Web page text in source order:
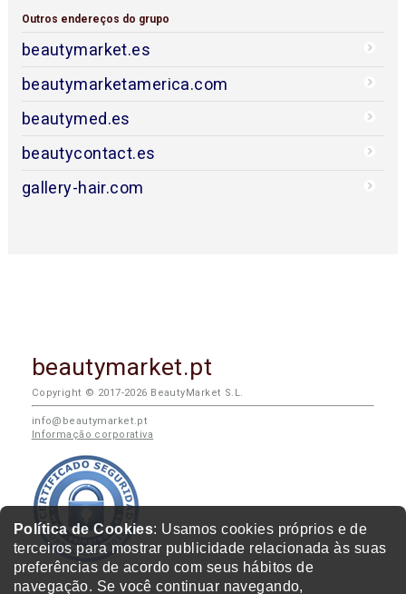
Política de Cookies: Usamos cookies próprios e de
terceiros para mostrar publicidade relacionada às suas
preferências de acordo com seus hábitos de
navegação. Se você continuar navegando,
Outros endereços do grupo
beautymarket.es
beautymarketamerica.com
beautymed.es
beautycontact.es
gallery-hair.com
beautymarket.pt
Copyright © 2017-2026 BeautyMarket S.L.
info@beautymarket.pt
Informação corporativa